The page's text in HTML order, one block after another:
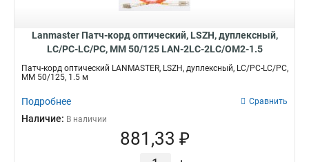
Lanmaster Патч-корд оптический, LSZH, дуплексный,
LC/PC-LC/PC, MM 50/125 LAN-2LC-2LC/OM2-1.5
Патч-корд оптический LANMASTER, LSZH, дуплексный, LC/PC-LC/PC,
MM 50/125, 1.5 м
Подробнее Сравнить
Наличие: В наличии
881,33 ₽